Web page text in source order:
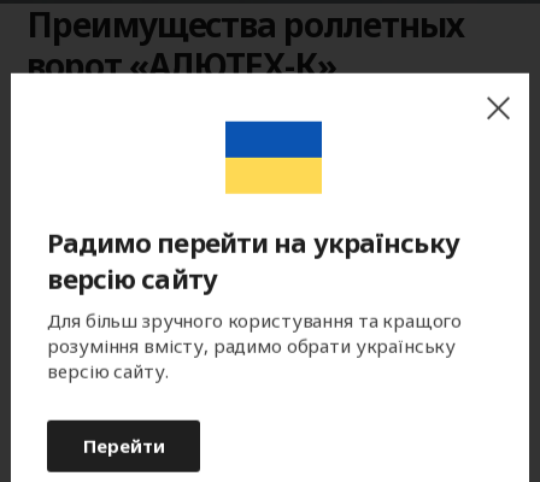
Преимущества роллетных
ворот «АЛЮТЕХ-К»
Полотно сворачивается в защитный короб, который
специальное покрытие повышает устойчивость
гаражных роллет к коррозии и выцветанию.
Единство стиля
гармоничное сочетание с установленными
оконно‑дверными роллетами
Радимо перейти на українську
версію сайту
Для більш зручного користування та кращого
розуміння вмісту, радимо обрати українську
версію сайту.
Перейти